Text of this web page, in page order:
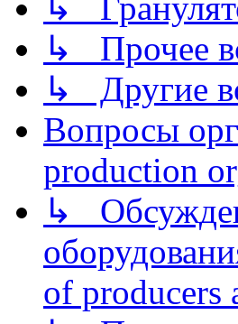
↳
↳ Прочее
↳ Другие
Вопросы
production
↳
of producers